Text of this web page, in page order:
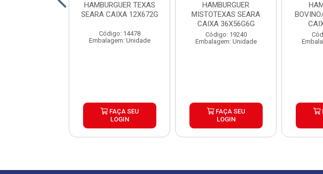
HAMBURGUER TEXAS
SEARA CAIXA 12X672G
Código: 14478
Embalagem: Unidade
FAÇA SEU
LOGIN
HAMBURGUER
MISTOTEXAS SEARA
CAIXA 36X56G6G
Código: 19240
Embalagem: Unidade
FAÇA SEU
LOGIN